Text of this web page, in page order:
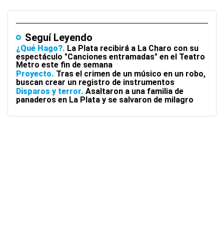
Seguí Leyendo
¿Qué Hago? La Plata recibirá a La Charo con su
espectáculo "Canciones entramadas" en el Teatro
Metro este fin de semana
Proyecto Tras el crimen de un músico en un robo,
buscan crear un registro de instrumentos
Disparos y terror Asaltaron a una familia de
panaderos en La Plata y se salvaron de milagro